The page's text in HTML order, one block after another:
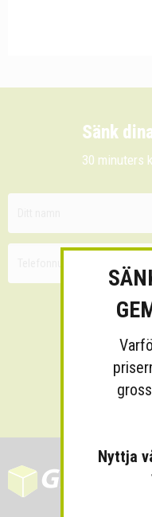
Sänk
30 minuters
Nyttja